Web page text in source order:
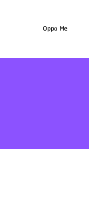
Oppa Me